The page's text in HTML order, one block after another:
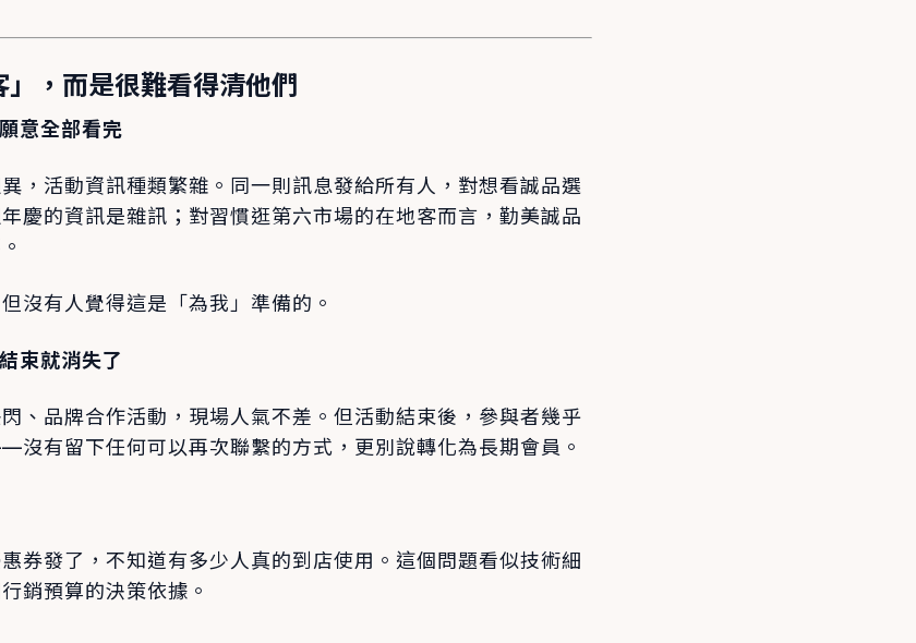
」，而是很難看得清他們
意全部看完
，活動資訊種類繁雜。同一則訊息發給所有人，對想看誠品選
慶的資訊是雜訊；對習慣逛第六市場的在地客而言，勤美誠品
沒有人覺得這是「為我」準備的。
束就消失了
、品牌合作活動，現場人氣不差。但活動結束後，參與者幾乎
有留下任何可以再次聯繫的方式，更別說轉化為長期會員。
券發了，不知道有多少人真的到店使用。這個問題看似技術細
銷預算的決策依據。